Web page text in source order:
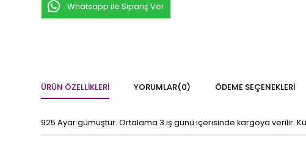
Whatsapp ile Sipariş Ver
ÜRÜN ÖZELLIKLERI YORUMLAR(0) ÖDEME SEÇENEKLERI
925 Ayar gümüştür. Ortalama 3 iş günü içerisinde kargoya verilir.